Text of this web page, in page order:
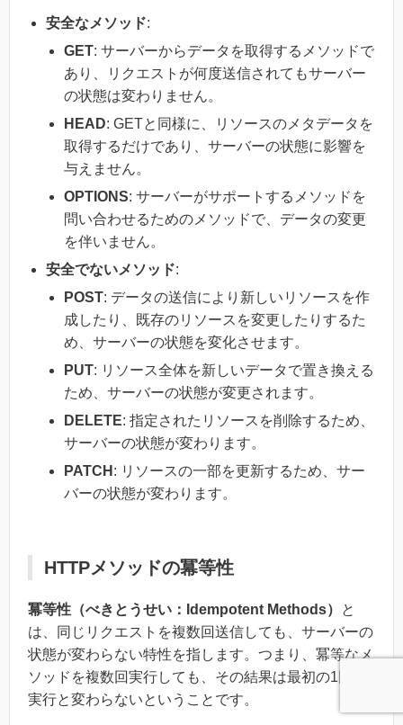
安全なメソッド:
GET: サーバーからデータを取得するメソッドで
あり、リクエストが何度送信されてもサーバー
の状態は変わりません。
HEAD: GETと同様に、リソースのメタデータを
取得するだけであり、サーバーの状態に影響を
与えません。
OPTIONS: サーバーがサポートするメソッドを
問い合わせるためのメソッドで、データの変更
を伴いません。
安全でないメソッド:
POST: データの送信により新しいリソースを作
成したり、既存のリソースを変更したりするた
め、サーバーの状態を変化させます。
PUT: リソース全体を新しいデータで置き換える
ため、サーバーの状態が変更されます。
DELETE: 指定されたリソースを削除するため、
サーバーの状態が変わります。
PATCH : リソースの一部を更新するため、サー
バーの状態が変わります。
HTTPメソッドの冪等性
冪等性（べきとうせい：Idempotent Methods）
と
は、同じリクエストを複数回送信しても、サーバーの
状態が変わらない特性を指します。つまり、冪等なメ
ソッドを複数回実行しても、その結果は最初の1回の
実行と変わらないということです。